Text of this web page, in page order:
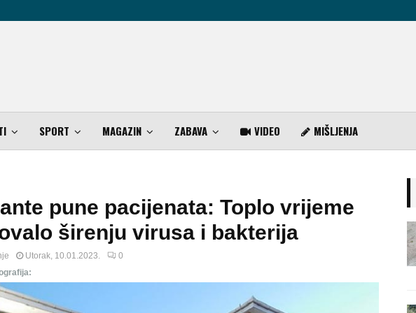
SPORT MAGAZIN ZABAVA VIDEO MIŠLJENJA
pune pacijenata: Toplo vrijeme
širenju virusa i bakterija
Utorak, 10.01.2023.
0